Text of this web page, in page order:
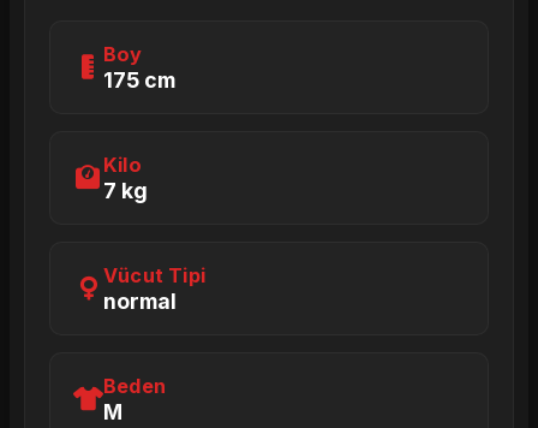
Boy
175 cm
Kilo
7 kg
Vücut Tipi
normal
Beden
M